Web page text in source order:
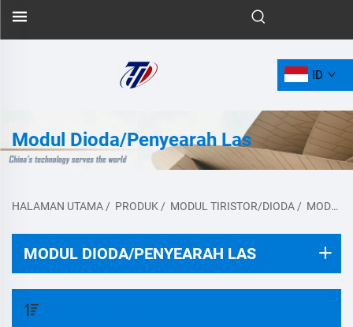
ID
Modul Dioda/Penyearah Las
HALAMAN UTAMA / PRODUK / MODUL TIRISTOR/DIODA / MODUL DIODA/LANJUT PENYEARAH
MODUL DIODA/PENYEARAH LAS